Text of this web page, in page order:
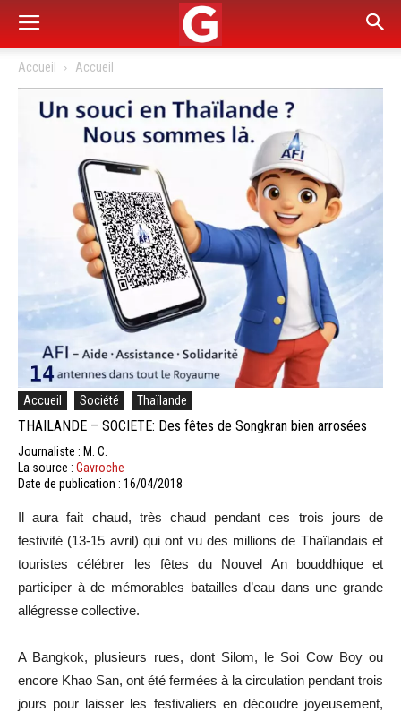
Accueil Accueil
Accueil Société Thaïlande
THAILANDE – SOCIETE: Des fêtes de Songkran bien arrosées
Journaliste : M. C.
La source : Gavroche
Date de publication : 16/04/2018
Il aura fait chaud, très chaud pendant ces trois jours de
festivité (13-15 avril) qui ont vu des millions de Thaïlandais et
touristes célébrer les fêtes du Nouvel An bouddhique et
participer à de mémorables batailles d’eau dans une grande
allégresse collective.
A Bangkok, plusieurs rues, dont Silom, le Soi Cow Boy ou
encore Khao San, ont été fermées à la circulation pendant trois
jours pour laisser les festivaliers en découdre joyeusement,